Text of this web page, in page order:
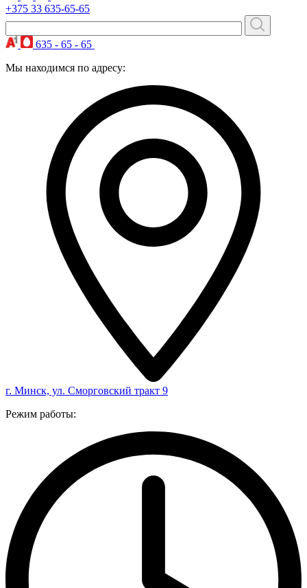
+375 33 635-65-65
635 - 65 - 65
Мы находимся по адресу:
г. Минск, ул. Сморговский тракт 9
Режим работы: